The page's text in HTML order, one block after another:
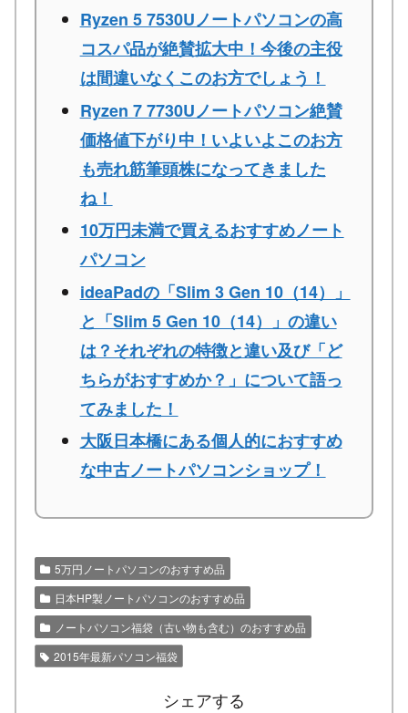
Ryzen 5 7530Uノートパソコンの高
コスパ品が絶賛拡大中！今後の主役
は間違いなくこのお方でしょう！
Ryzen 7 7730Uノートパソコン絶賛
価格値下がり中！いよいよこのお方
も売れ筋筆頭株になってきました
ね！
10万円未満で買えるおすすめノート
パソコン
ideaPadの「Slim 3 Gen 10（14）」
と「Slim 5 Gen 10（14）」の違い
は？それぞれの特徴と違い及び「ど
ちらがおすすめか？」について語っ
てみました！
大阪日本橋にある個人的におすすめ
な中古ノートパソコンショップ！
5万円ノートパソコンのおすすめ品
日本HP製ノートパソコンのおすすめ品
ノートパソコン福袋（古い物も含む）のおすすめ品
2015年最新パソコン福袋
シェアする